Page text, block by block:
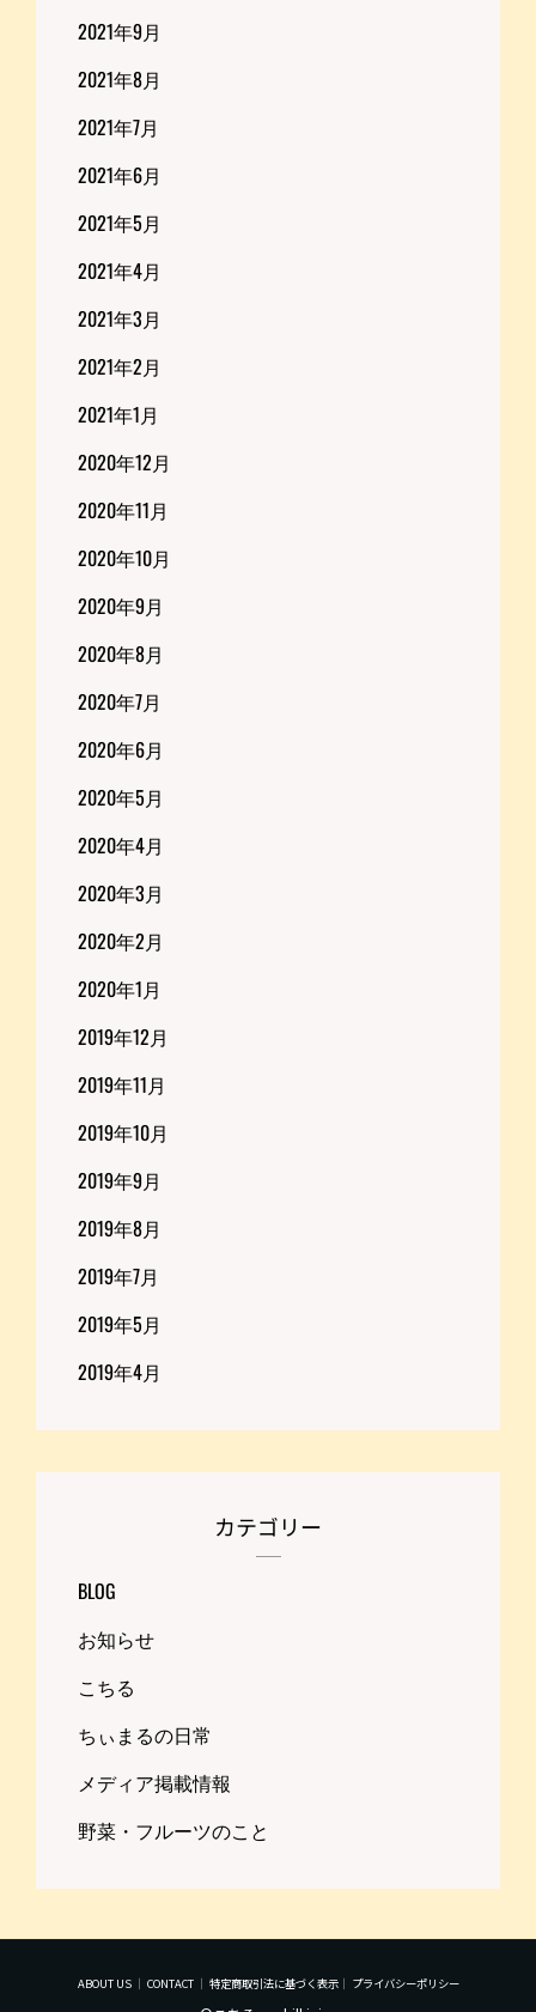
2021年9月
2021年8月
2021年7月
2021年6月
2021年5月
2021年4月
2021年3月
2021年2月
2021年1月
2020年12月
2020年11月
2020年10月
2020年9月
2020年8月
2020年7月
2020年6月
2020年5月
2020年4月
2020年3月
2020年2月
2020年1月
2019年12月
2019年11月
2019年10月
2019年9月
2019年8月
2019年7月
2019年5月
2019年4月
カテゴリー
BLOG
お知らせ
こちる
ちぃまるの日常
メディア掲載情報
野菜・フルーツのこと
ABOUT US｜ CONTACT｜ 特定商取引法に基づく表示｜ プライバシーポリシー